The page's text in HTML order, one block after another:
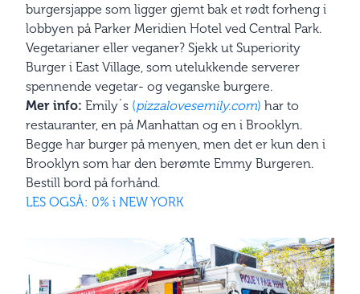
burgersjappe som ligger gjemt bak et rødt forheng i
lobbyen på Parker Meridien Hotel ved Central Park.
Vegetarianer eller veganer? Sjekk ut Superiority
Burger i East Village, som ute­lukkende serverer
spennende vegetar- og veganske burgere.
Mer info: Emily´s (pizzalovesemily.com) har to
restauranter, en på Manhattan og en i Brooklyn.
Begge har burger på menyen, men det er kun den i
Brooklyn som har den berømte Emmy Burgeren.
Bestill bord på forhånd.
LES OGSÅ: 0% i NEW YORK